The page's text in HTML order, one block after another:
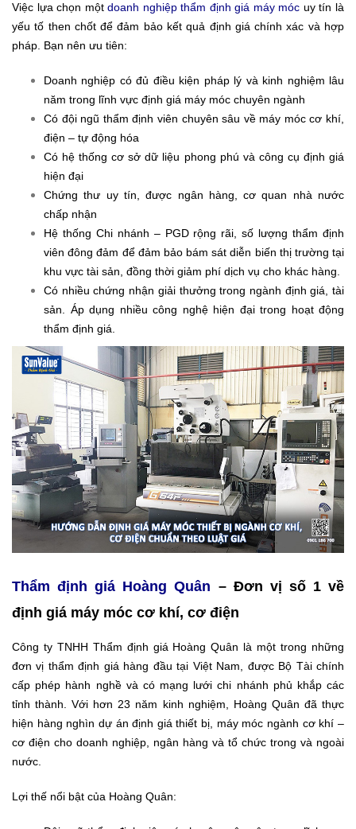
Việc lựa chọn mộtdoanh nghiệp thẩm định giá máy móc uy tín là
yếu tố then chốt để đảm bảo kết quả định giá chính xác và hợp
pháp. Bạn nên ưu tiên:
Doanh nghiệp có đủ điều kiện pháp lý và kinh nghiệm lâu
năm trong lĩnh vực định giá máy móc chuyên ngành
Có đội ngũ thẩm định viên chuyên sâu về máy móc cơ khí,
điện – tự động hóa
Có hệ thống cơ sở dữ liệu phong phú và công cụ định giá
hiện đại
Chứng thư uy tín, được ngân hàng, cơ quan nhà nước
chấp nhận
Hệ thống Chi nhánh – PGD rộng rãi, số lượng thẩm định
viên đông đảm để đảm bảo bám sát diễn biến thị trường tại
khu vực tài sản, đồng thời giảm phí dịch vụ cho khác hàng.
Có nhiều chứng nhận giải thưởng trong ngành định giá, tài
sản. Áp dụng nhiều công nghệ hiện đại trong hoạt động
thẩm định giá.
Thẩm định giá Hoàng Quân – Đơn vị số 1 về
định giá máy móc cơ khí, cơ điện
Công ty TNHH Thẩm định giá Hoàng Quân là một trong những
đơn vị thẩm định giá hàng đầu tại Việt Nam, được Bộ Tài chính
cấp phép hành nghề và có mạng lưới chi nhánh phủ khắp các
tỉnh thành. Với hơn 23 năm kinh nghiệm, Hoàng Quân đã thực
hiện hàng nghìn dự án định giá thiết bị, máy móc ngành cơ khí –
cơ điện cho doanh nghiệp, ngân hàng và tổ chức trong và ngoài
nước.
Lợi thế nổi bật của Hoàng Quân: